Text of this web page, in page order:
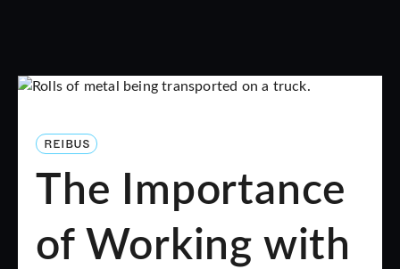
REIBUS
The Importance
of Working with